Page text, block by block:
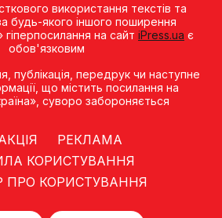
використання текстів та
будь-якого іншого поширення
гіперпосилання на сайт iPress.ua є
обов'язковим
публiкацiя, передрук чи наступне
що мiстить посилання на
суворо забороняється
РЕКЛАМА
КОРИСТУВАННЯ
ПРО КОРИСТУВАННЯ